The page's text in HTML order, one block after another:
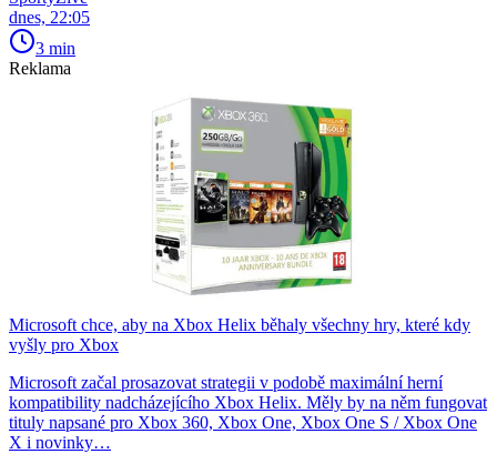
dnes, 22:05
3 min
Reklama
Microsoft chce, aby na Xbox Helix běhaly všechny hry, které kdy
vyšly pro Xbox
Microsoft začal prosazovat strategii v podobě maximální herní
kompatibility nadcházejícího Xbox Helix. Měly by na něm fungovat
tituly napsané pro Xbox 360, Xbox One, Xbox One S / Xbox One
X i novinky…